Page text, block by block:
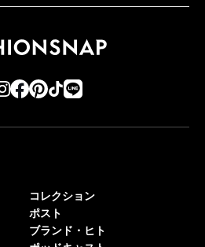
コレクション
ポスト
ブランド・ヒト